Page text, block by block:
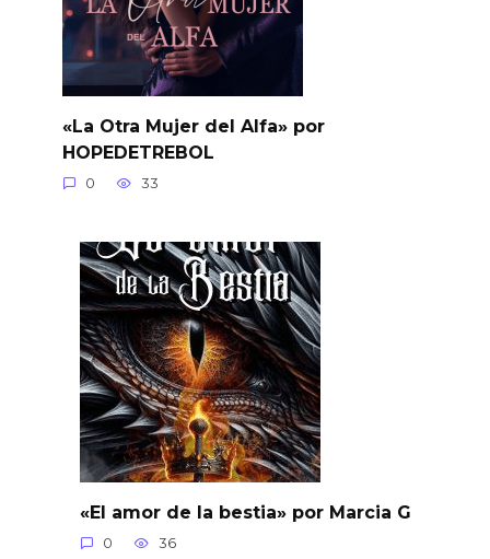
«La Otra Mujer del Alfa» por
HOPEDETREBOL
0 33
«El amor de la bestia» por Marcia G
0 36